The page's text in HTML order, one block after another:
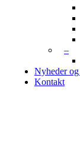
–
Nyheder
Kontakt